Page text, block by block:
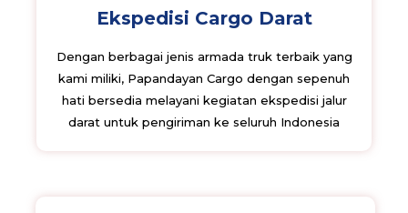
Ekspedisi Cargo Darat
Dengan berbagai jenis armada truk terbaik yang
kami miliki, Papandayan Cargo dengan sepenuh
hati bersedia melayani kegiatan ekspedisi jalur
darat untuk pengiriman ke seluruh Indonesia